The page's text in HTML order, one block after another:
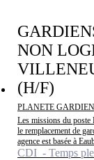
NON
(H/F)
PLANETE
Les missions du poste
le remplacement de
agence est basée à
CDI - Temps